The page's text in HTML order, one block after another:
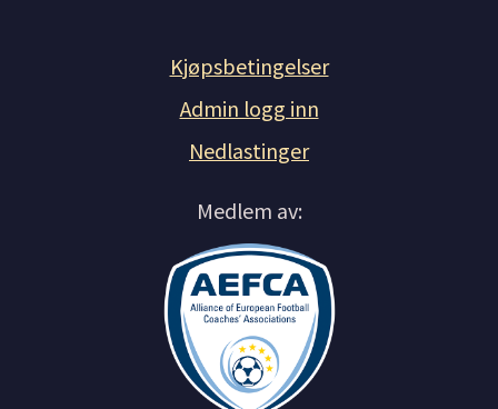
Kjøpsbetingelser
Admin logg inn
Nedlastinger
Medlem av: